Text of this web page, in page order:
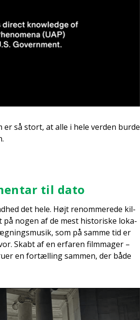
er så stort, at alle i hele ver­den bur­de
til dato
det hele. Højt renom­me­re­de kil­
nogen af de mest histo­ri­ske loka­
som på sam­me tid er
Skabt af en erfa­ren film­ma­ger –
en for­tæl­ling sam­men, der både